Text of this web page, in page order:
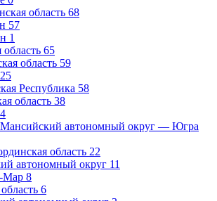
область 68
57
1
65
область 59
25
Республика 58
область 38
автономный округ — Югра
область 22
автономный округ 11
Мар 8
6